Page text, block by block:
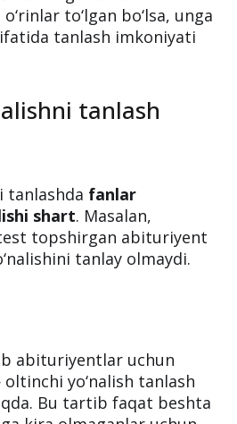
emas. Bu imkoniyat
qolgan o‘rinlar
tanlash imkoniyati
tanlashdafanlar
topshirgan abituriyent
tanlay olmaydi.